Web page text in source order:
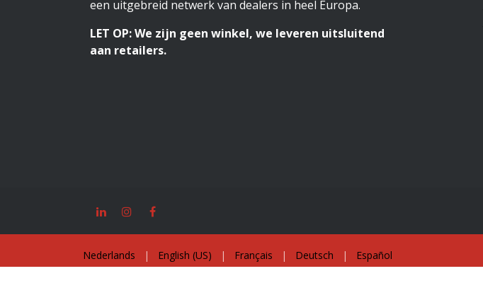
een uitgebreid netwerk van dealers in heel Europa.
LET OP: We zijn geen winkel, we leveren uitsluitend
aan retailers.
Nederlands | English (US) | Français | Deutsch |
Español